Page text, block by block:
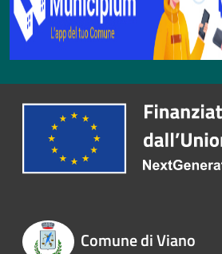
Comune di Viano